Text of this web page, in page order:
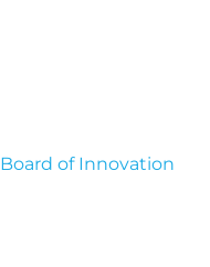
Board of Innovation